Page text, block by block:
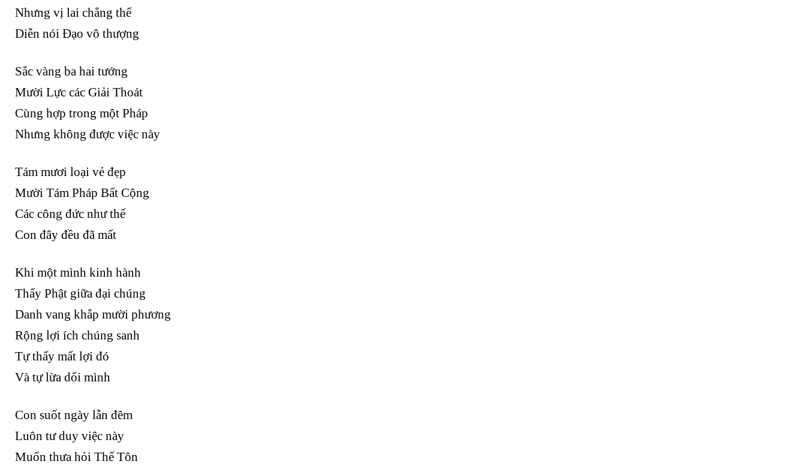
Nhưng vị lai chẳng thể
Diễn nói Đạo vô thượng
Sắc vàng ba hai tướng
Mười Lực các Giải Thoát
Cùng hợp trong một Pháp
Nhưng không được việc này
Tám mươi loại vẻ đẹp
Mười Tám Pháp Bất Cộng
Các công đức như thế
Con đây đều đã mất
Khi một mình kinh hành
Thấy Phật giữa đại chúng
Danh vang khắp mười phương
Rộng lợi ích chúng sanh
Tự thấy mất lợi đó
Và tự lừa dối mình
Con suốt ngày lẫn đêm
Luôn tư duy việc này
Muốn thưa hỏi Thế Tôn